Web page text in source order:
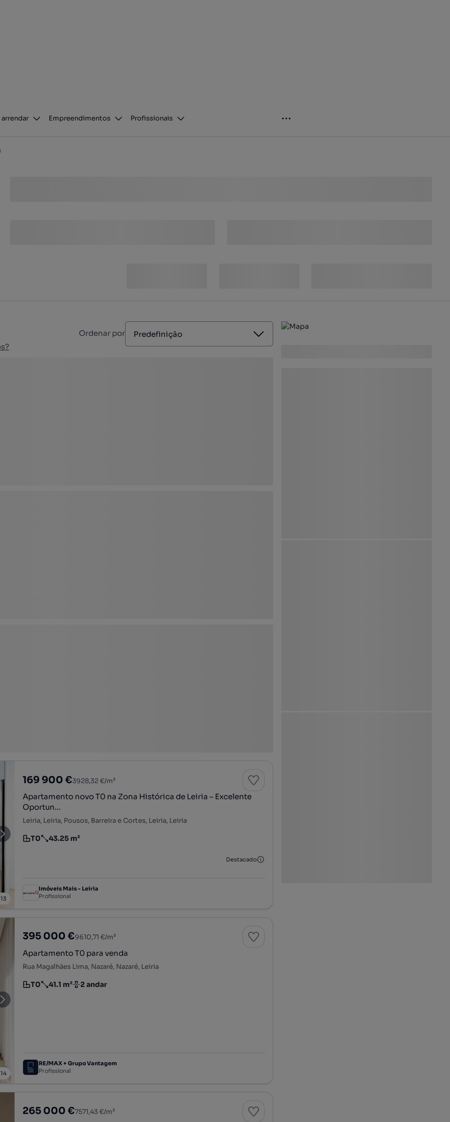
arrendar Empreendimentos Profissionais
Ordenar por Predefinição
13
169 900 €3928,32 €/m²
Apartamento novo T0 na Zona Histórica de Leiria – Excelente
Oportun...
Leiria, Leiria, Pousos, Barreira e Cortes, Leiria, Leiria
Tipologia
T0
Preço por metro quadrado
43.25 m²
Destacado
Imóveis Mais - Leiria
Profissional
14
395 000 €9610,71 €/m²
Apartamento T0 para venda
Rua Magalhães Lima, Nazaré, Nazaré, Leiria
Tipologia
T0
Preço por metro quadrado
41.1 m²
Andar 2 andar
RE/MAX + Grupo Vantagem
Profissional
265 000 €7571,43 €/m²